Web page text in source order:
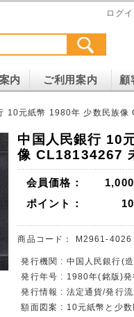
ログイ
内 ご利用案内 顧
10元紙幣 1980年 少数民族
中国人民銀行 10
像 CL18134267
会員価格： 1,000
ポイント：
10
商品コード： M2961-4026
発行機関 : 中国人民銀行(
発行年号 : 1980年(銘版)発
発行情報 : 法定通貨/発行流
額面図案 : 10元紙幣と少数